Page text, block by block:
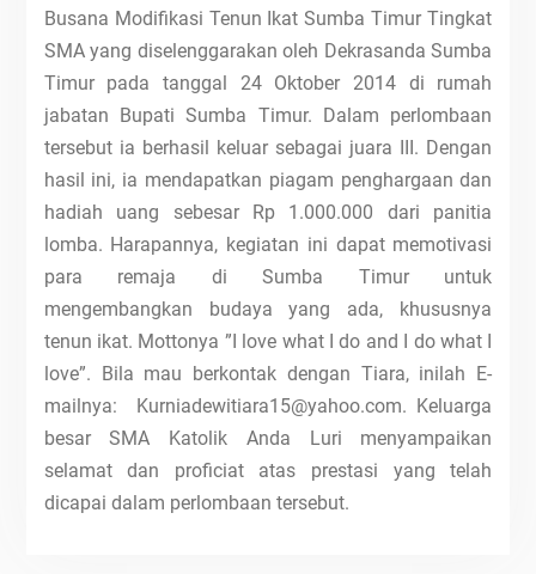
Busana Modifikasi Tenun Ikat Sumba Timur Tingkat
SMA yang diselenggarakan oleh Dekrasanda Sumba
Timur pada tanggal 24 Oktober 2014 di rumah
jabatan Bupati Sumba Timur. Dalam perlombaan
tersebut ia berhasil keluar sebagai juara III. Dengan
hasil ini, ia mendapatkan piagam penghargaan dan
hadiah uang sebesar Rp 1.000.000 dari panitia
lomba. Harapannya, kegiatan ini dapat memotivasi
para remaja di Sumba Timur untuk
mengembangkan budaya yang ada, khususnya
tenun ikat. Mottonya ”I love what I do and I do what I
love”. Bila mau berkontak dengan Tiara, inilah E-
mailnya: Kurniadewitiara15@yahoo.com. Keluarga
besar SMA Katolik Anda Luri menyampaikan
selamat dan proficiat atas prestasi yang telah
dicapai dalam perlombaan tersebut.